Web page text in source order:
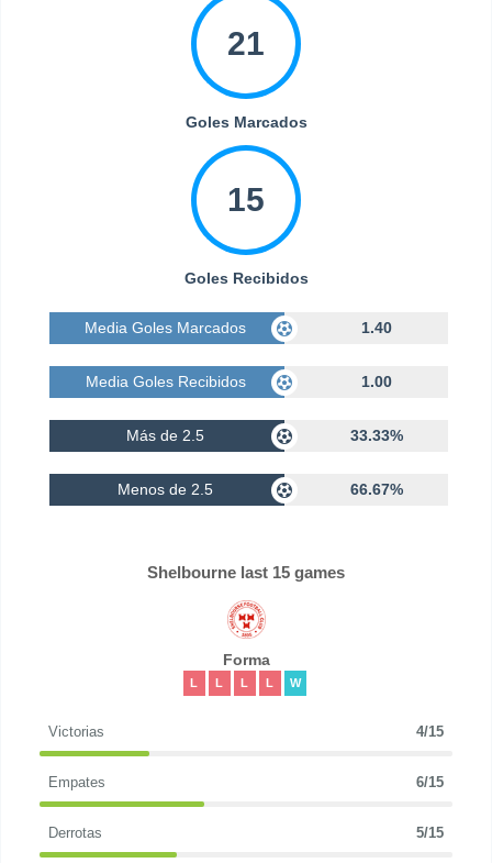
21
Goles Marcados
15
Goles Recibidos
Media Goles Marcados 1.40
Media Goles Recibidos 1.00
Más de 2.5 33.33%
Menos de 2.5 66.67%
Shelbourne last 15 games
Forma
L L L L W
Victorias 4/15
Empates 6/15
Derrotas 5/15